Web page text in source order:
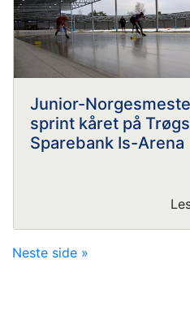
Junior-
sprint kåret på
Sparebank Is-Arena
Neste side »